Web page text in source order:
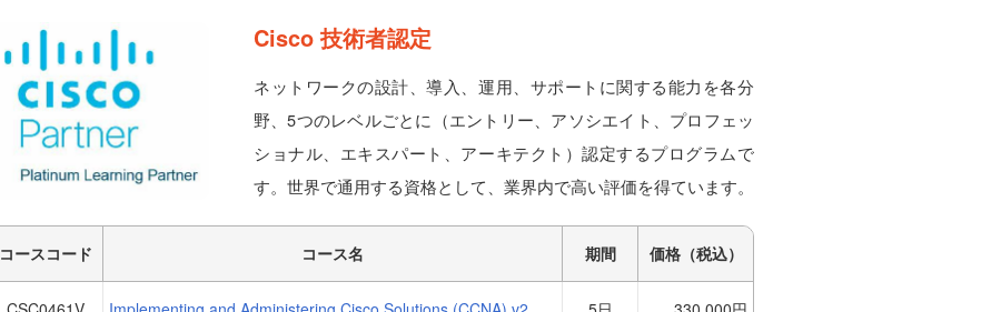
Cisco 技術者認定
ネットワークの設計、導入、運用、サポートに関する能力を各分
野、5つのレベルごとに（エントリー、アソシエイト、プロフェッ
ショナル、エキスパート、アーキテクト）認定するプログラムで
す。世界で通用する資格として、業界内で高い評価を得ています。
コースコード コース名 期間 価格（税込）